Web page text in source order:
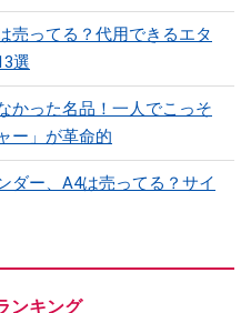
売ってる？代用できるエタ
選
かった名品！一人でこっそ
ー」が革命的
ダー、A4は売ってる？サイ